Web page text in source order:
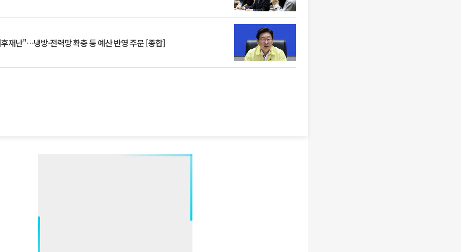
재난"…냉방·전력망 확충 등 예산 반영 주문 [종합]